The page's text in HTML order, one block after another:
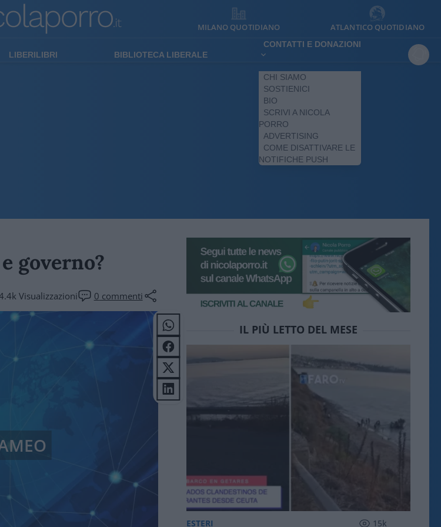
MILANO QUOTIDIANO ATLANTICO QUOTIDIANO
LIBERILIBRI BIBLIOTECA LIBERALE
CONTATTI E DONAZIONI
CHI SIAMO
SOSTIENICI
BIO
SCRIVI A NICOLA
PORRO
ADVERTISING
COME DISATTIVARE LE
NOTIFICHE PUSH
governo?
Visualizzazioni 0 commenti
IL PIÙ LETTO DEL MESE
ESTERI 15k